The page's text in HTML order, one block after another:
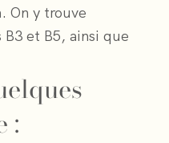
On y trouve
et B5, ainsi que
: